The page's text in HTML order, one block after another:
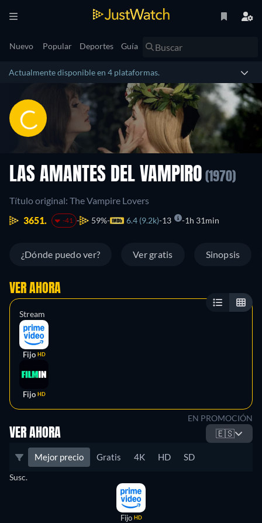
Nuevo Popular Deportes Guía
Actualmente disponible en 4 plataformas.
LAS AMANTES DEL VAMPIRO (1970)
Título original: The Vampire Lovers
3651.
-41 59% 6.4 (9.2k) 13 1h 31min
¿Dónde puedo ver? Ver gratis Sinopsis
VER AHORA
Stream
Fijo HD
Fijo HD
EN PROMOCIÓN
VER AHORA 🇪🇸
Mejor precio Gratis 4K HD SD
Susc.
Fijo HD